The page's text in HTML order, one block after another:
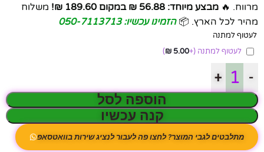
מרווח. 🔥 מבצע מיוחד: 56.88 ₪ במקום 189.60 ₪!
משלוח
מהיר לכל הארץ. 📦הזמינו עכשיו: 050-7113713
לעטוף למתנה
לעטוף למתנה (+
5.00
₪
)
-
+
הוספה לסל
קנה עכשיו
מתלבטים לגבי המוצר? לחצו פה לעבור לנציג שירות בוואטסאפ